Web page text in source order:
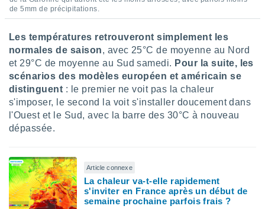
ou
et
les
utiliser
le
de
et
par
de 5mm de précipitations.
Les températures retrouveront simplement les
normales de saison, avec 25°C de moyenne au Nord
et 29°C de moyenne au Sud samedi. Pour la suite, les
scénarios des modèles européen et américain se
distinguent : le premier ne voit pas la chaleur
s'imposer, le second la voit s'installer doucement dans
l'Ouest et le Sud, avec la barre des 30°C à nouveau
dépassée.
Article connexe
La chaleur va-t-elle rapidement
s'inviter en France après un début de
semaine prochaine parfois frais ?